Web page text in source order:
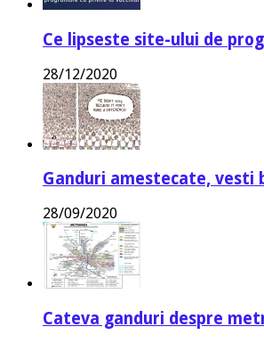
Ce lipseste site-ului de
28/12/2020
Ganduri amestecate, vesti
28/09/2020
Cateva ganduri despre